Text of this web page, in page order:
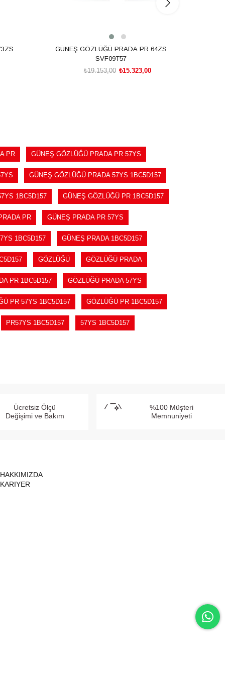
GÜNEŞ GÖZLÜĞÜ PRADA PR 64ZS
SVF09T57
₺15.323,00
₺19.153,00
PR GÜNEŞ GÖZLÜĞÜ PRADA PR 57YS
GÜNEŞ GÖZLÜĞÜ PRADA 57YS 1BC5D157
1BC5D157 GÜNEŞ GÖZLÜĞÜ PR 1BC5D157
PR GÜNEŞ PRADA PR 57YS
1BC5D157 GÜNEŞ PRADA 1BC5D157
GÖZLÜĞÜ GÖZLÜĞÜ PRADA
PR 1BC5D157 GÖZLÜĞÜ PRADA 57YS
PR 57YS 1BC5D157 GÖZLÜĞÜ PR 1BC5D157
PR57YS 1BC5D157 57YS 1BC5D157
Ücretsiz Ölçü
Değişimi ve Bakım
%100 Müşteri
Memnuniyeti
HAKKIMIZDA
KARIYER